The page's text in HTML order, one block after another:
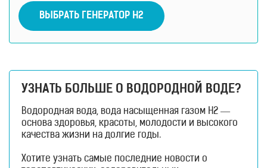
ВЫБРАТЬ ГЕНЕРАТОР Н2
УЗНАТЬ БОЛЬШЕ О ВОДОРОДНОЙ ВОДЕ?
Водородная вода, вода насыщенная газом H2 —
основа здоровья, красоты, молодости и высокого
качества жизни на долгие годы.
Хотите узнать самые последние новости о